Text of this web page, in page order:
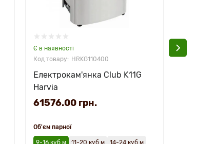
Є в наявності
HRKG110400
Електрокам'янка Club K11G
Harvia
61576.00 грн.
Об'єм парної
9-16 куб.м 11-20 куб.м 14-24 куб.м